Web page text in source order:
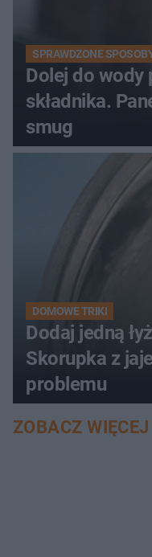
SPRAWDZONE
Dolej do wody
składnika.
smug
DOMOWE TRIKI
Dodaj jedną
Skorupka z
problemu
ZOBACZ WIĘCEJ